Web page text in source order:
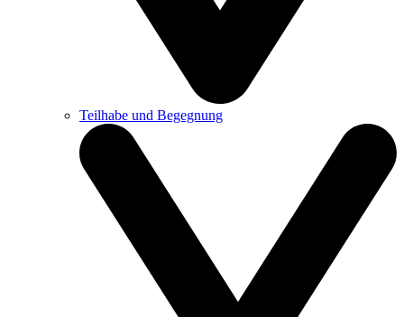
Teilhabe und Begegnung